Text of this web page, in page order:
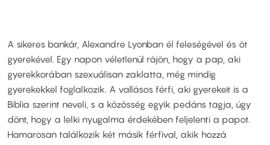
A sikeres bankár, Alexandre Lyonban él feleségével és öt
gyerekével. Egy napon véletlenül rájön, hogy a pap, aki
gyerekkorában szexuálisan zaklatta, még mindig
gyerekekkel foglalkozik. A vallásos férfi, aki gyerekeit is a
Biblia szerint neveli, s a közösség egyik pedáns tagja, úgy
dönt, hogy a lelki nyugalma érdekében feljelenti a papot.
Hamarosan találkozik két másik férfival, akik hozzá